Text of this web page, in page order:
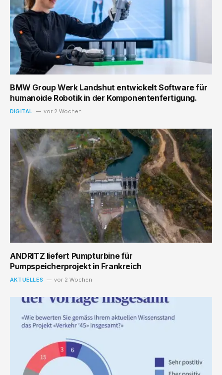
BMW Group Werk Landshut entwickelt Software für
humanoide Robotik in der Komponentenfertigung.
DIGITAL vor 2 Wochen
ANDRITZ liefert Pumpturbine für
Pumpspeicherprojekt in Frankreich
AKTUELLES vor 2 Wochen